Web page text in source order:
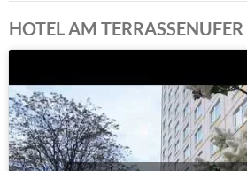
HOTEL AM TERRASSENUFER